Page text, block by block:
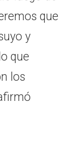
que
y
que
los